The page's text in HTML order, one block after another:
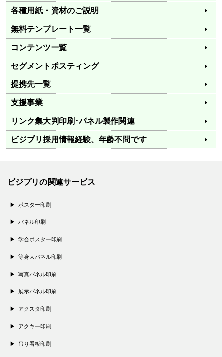
各種用紙・資材のご説明
無料テンプレート一覧
コンテンツ一覧
セグメントポスティング
提携先一覧
支援事業
リンク集大判印刷･パネル製作関連
ビジプリ採用情報経験、年齢不問です
ビジプリの関連サービス
ポスター印刷
パネル印刷
学会ポスター印刷
等身大パネル印刷
写真パネル印刷
展示パネル印刷
アクスタ印刷
アクキー印刷
吊り看板印刷